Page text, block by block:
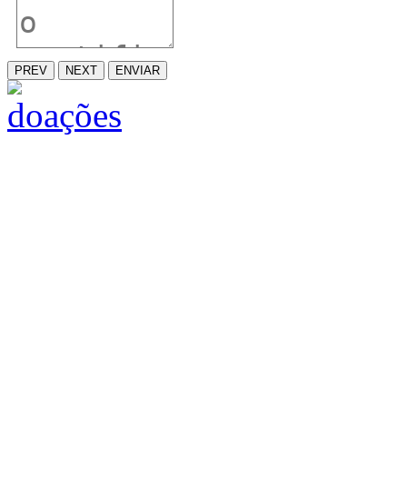
PREV NEXT ENVIAR